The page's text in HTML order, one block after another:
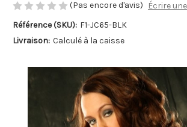
(Pas encore d'avis)
Écrire
Référence (SKU): F1-JC65-BLK
Livraison: Calculé à la caisse